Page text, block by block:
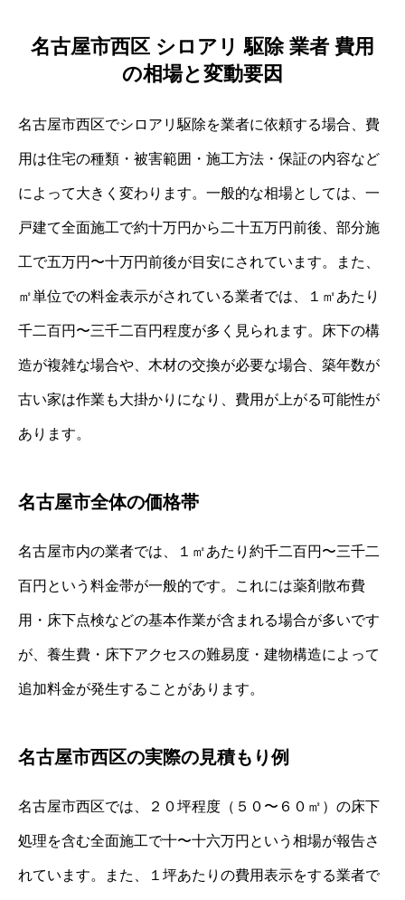
名古屋市西区 シロアリ 駆除 業者 費用
の相場と変動要因
名古屋市西区でシロアリ駆除を業者に依頼する場合、費
用は住宅の種類・被害範囲・施工方法・保証の内容など
によって大きく変わります。一般的な相場としては、一
戸建て全面施工で約十万円から二十五万円前後、部分施
工で五万円〜十万円前後が目安にされています。また、
㎡単位での料金表示がされている業者では、１㎡あたり
千二百円〜三千二百円程度が多く見られます。床下の構
造が複雑な場合や、木材の交換が必要な場合、築年数が
古い家は作業も大掛かりになり、費用が上がる可能性が
あります。
名古屋市全体の価格帯
名古屋市内の業者では、１㎡あたり約千二百円〜三千二
百円という料金帯が一般的です。これには薬剤散布費
用・床下点検などの基本作業が含まれる場合が多いです
が、養生費・床下アクセスの難易度・建物構造によって
追加料金が発生することがあります。
名古屋市西区の実際の見積もり例
名古屋市西区では、２０坪程度（５０〜６０㎡）の床下
処理を含む全面施工で十〜十六万円という相場が報告さ
れています。また、１坪あたりの費用表示をする業者で